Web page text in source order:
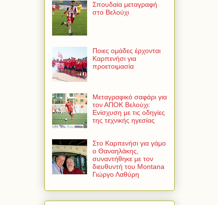
Σπουδαία μεταγραφή
στο Βελούχι
Ποιες ομάδες έρχονται
Καρπενήσι για
προετοιμασία
Μεταγραφικό σαφάρι για
τον ΑΠΟΚ Βελούχι:
Ενίσχυση με τις οδηγίες
της τεχνικής ηγεσίας
Στο Καρπενήσι για γάμο
ο Θαναηλάκης,
συναντήθηκε με τον
διευθυντή του Montana
Γιώργο Λαθύρη